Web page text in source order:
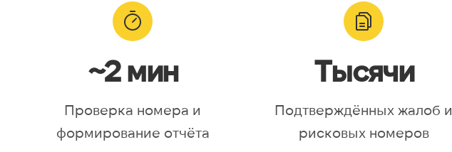
~2 мин
Проверка номера и
формирование отчёта
Тысячи
Подтверждённых жалоб и
рисковых номеров